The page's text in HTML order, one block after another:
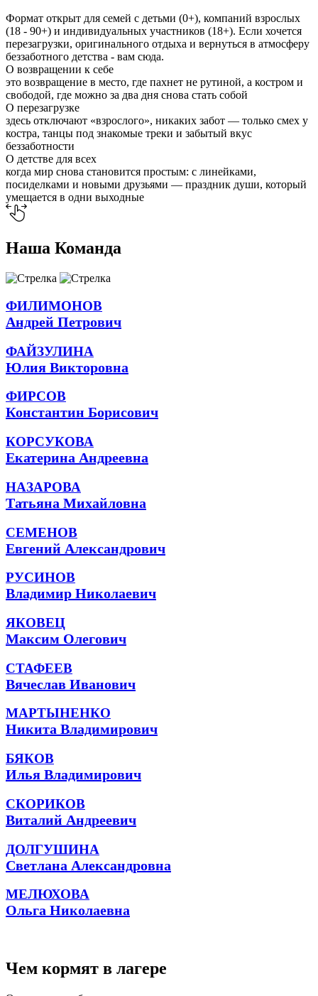
Формат открыт для семей с детьми (0+), компаний взрослых
(18 - 90+) и индивидуальных участников (18+). Если хочется
перезагрузки, оригинального отдыха и вернуться в атмосферу
беззаботного детства - вам сюда.
О возвращении к себе
это возвращение в место, где пахнет не рутиной, а костром и
свободой, где можно за два дня снова стать собой
О перезагрузке
здесь отключают «взрослого», никаких забот — только смех у
костра, танцы под знакомые треки и забытый вкус
беззаботности
О детстве для всех
когда мир снова становится простым: с линейками,
посиделками и новыми друзьями — праздник души, который
умещается в одни выходные
Наша Команда
ФИЛИМОНОВ
Андрей Петрович
ФАЙЗУЛИНА
Юлия Викторовна
ФИРСОВ
Константин Борисович
КОРСУКОВА
Екатерина Андреевна
НАЗАРОВА
Татьяна Михайловна
СЕМЕНОВ
Евгений Александрович
РУСИНОВ
Владимир Николаевич
ЯКОВЕЦ
Максим Олегович
СТАФЕЕВ
Вячеслав Иванович
МАРТЫНЕНКО
Никита Владимирович
БЯКОВ
Илья Владимирович
СКОРИКОВ
Виталий Андреевич
ДОЛГУШИНА
Светлана Александровна
МЕЛЮХОВА
Ольга Николаевна
Чем кормят в лагере